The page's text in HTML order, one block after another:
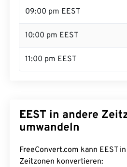
09:00 pm EEST
10:00 pm EEST
11:00 pm EEST
EEST in andere
umwandeln
FreeConvert.com kann EEST
Zeitzonen konvertieren: